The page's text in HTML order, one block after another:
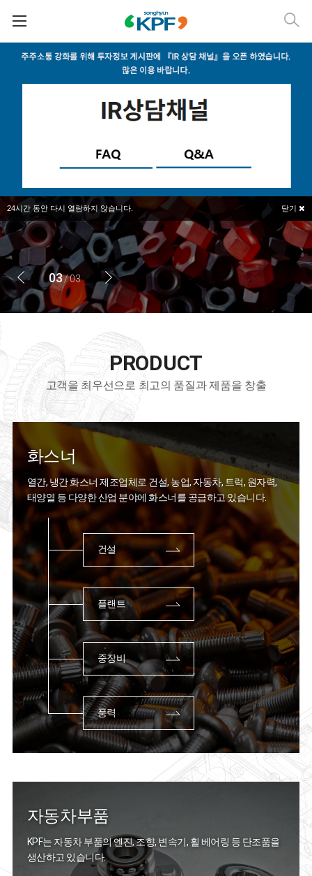
24시간 동안 다시 열람하지 않습니다. 닫기
3/ 3
3/ 3
3/ 3
3/ 3
3/ 3
PRODUCT
고객을 최우선으로 최고의 품질과 제품을 창출
화스너
열간, 냉간 화스너 제조업체로 건설, 농업, 자동차, 트럭, 원자력,
태양열 등 다양한 산업 분야에 화스너를 공급하고 있습니다.
건설
플랜트
중장비
풍력
자동차부품
KPF는 자동차 부품의 엔진, 조향, 변속기, 휠 베어링 등 단조품을
생산하고 있습니다.